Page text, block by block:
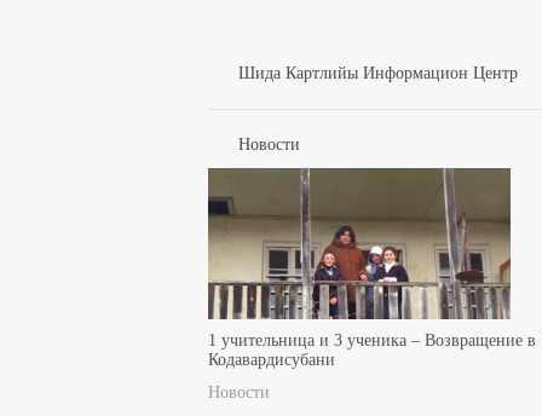
Шида Картлийы Информацион Центр
Новости
1 учительница и 3 ученика – Возвращение в
Кодавардисубани
Новости